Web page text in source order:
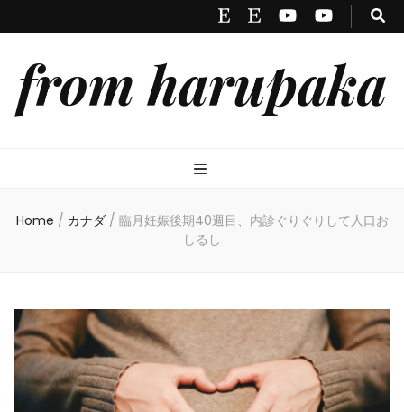
from harupaka
Home / カナダ / 臨月妊娠後期40週目、内診ぐりぐりして人口お
しるし